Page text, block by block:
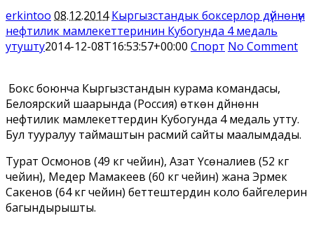
erkintoo 08.12.2014 Кыргызстандык боксерлор дүйнөнүн
нефтилик мамлекеттеринин Кубогунда 4 медаль
утушту2014-12-08T16:53:57+00:00 Спорт No Comment
Бокс боюнча Кыргызстандын курама командасы,
Белоярский шаарында (Россия) өткөн дүйнөнүн
нефтилик мамлекеттердин Кубогунда 4 медаль утту.
Бул тууралуу таймаштын расмий сайты маалымдады.
Турат Осмонов (49 кг чейин), Азат Үсөналиев (52 кг
чейин), Медер Мамакеев (60 кг чейин) жана Эрмек
Сакенов (64 кг чейин) беттештердин коло байгелерин
багындырышты.